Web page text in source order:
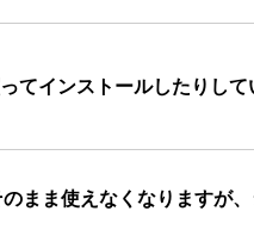
てインストールしたりして
まま使えなくなりますが